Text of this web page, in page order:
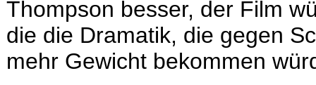
Thompson besser, der Film
die die Dramatik, die gegen
mehr Gewicht bekommen